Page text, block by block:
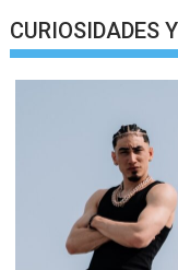
CURIOSIDADES